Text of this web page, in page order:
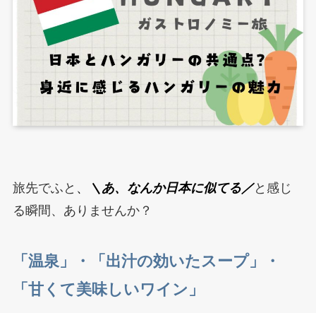
旅先でふと 、 ＼あ、なんか日本に似てる／と感じ
る瞬間、ありませんか？
「温泉」・「出汁の効いたスープ」・
「甘くて美味しいワイン」